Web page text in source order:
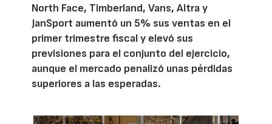
North Face, Timberland, Vans, Altra y
JanSport aumentó un 5% sus ventas en el
primer trimestre fiscal y elevó sus
previsiones para el conjunto del ejercicio,
aunque el mercado penalizó unas pérdidas
superiores a las esperadas.